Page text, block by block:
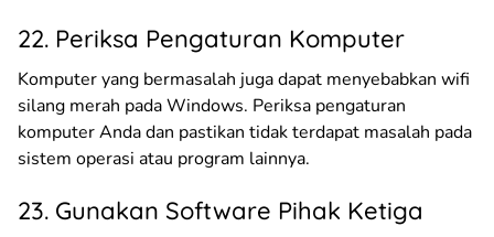
22. Periksa Pengaturan Komputer
Komputer yang bermasalah juga dapat menyebabkan wifi
silang merah pada Windows. Periksa pengaturan
komputer Anda dan pastikan tidak terdapat masalah pada
sistem operasi atau program lainnya.
23. Gunakan Software Pihak Ketiga